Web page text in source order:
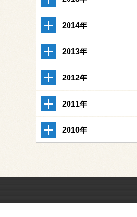
2014年
2013年
2012年
2011年
2010年